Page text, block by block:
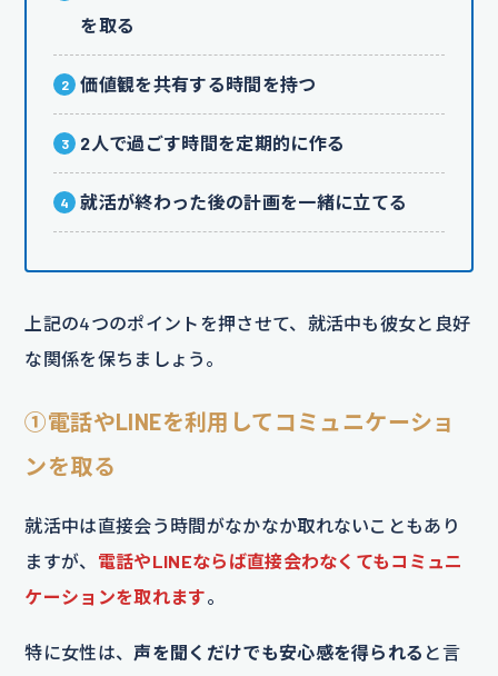
を取る
価値観を共有する時間を持つ
2人で過ごす時間を定期的に作る
就活が終わった後の計画を一緒に立てる
上記の4つのポイントを押させて、就活中も彼女と良好
な関係を保ちましょう。
①電話やLINEを利用してコミュニケーショ
ンを取る
就活中は直接会う時間がなかなか取れないこともあり
ますが、 電話やLINEならば直接会わなくてもコミュニ
ケーションを取れます。
特に女性は、 声を聞くだけでも安心感を得られる と言